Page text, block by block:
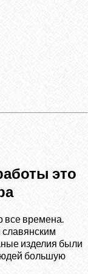
это
все времена.
изделия были
большую